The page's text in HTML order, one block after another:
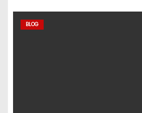
BLOG